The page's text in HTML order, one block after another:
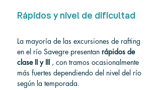
Rápidos y nivel de dificultad
La mayoría de las excursiones de rafting
en el río Savegre presentan rápidos de
clase II y III , con tramos ocasionalmente
más fuertes dependiendo del nivel del río
según la temporada.